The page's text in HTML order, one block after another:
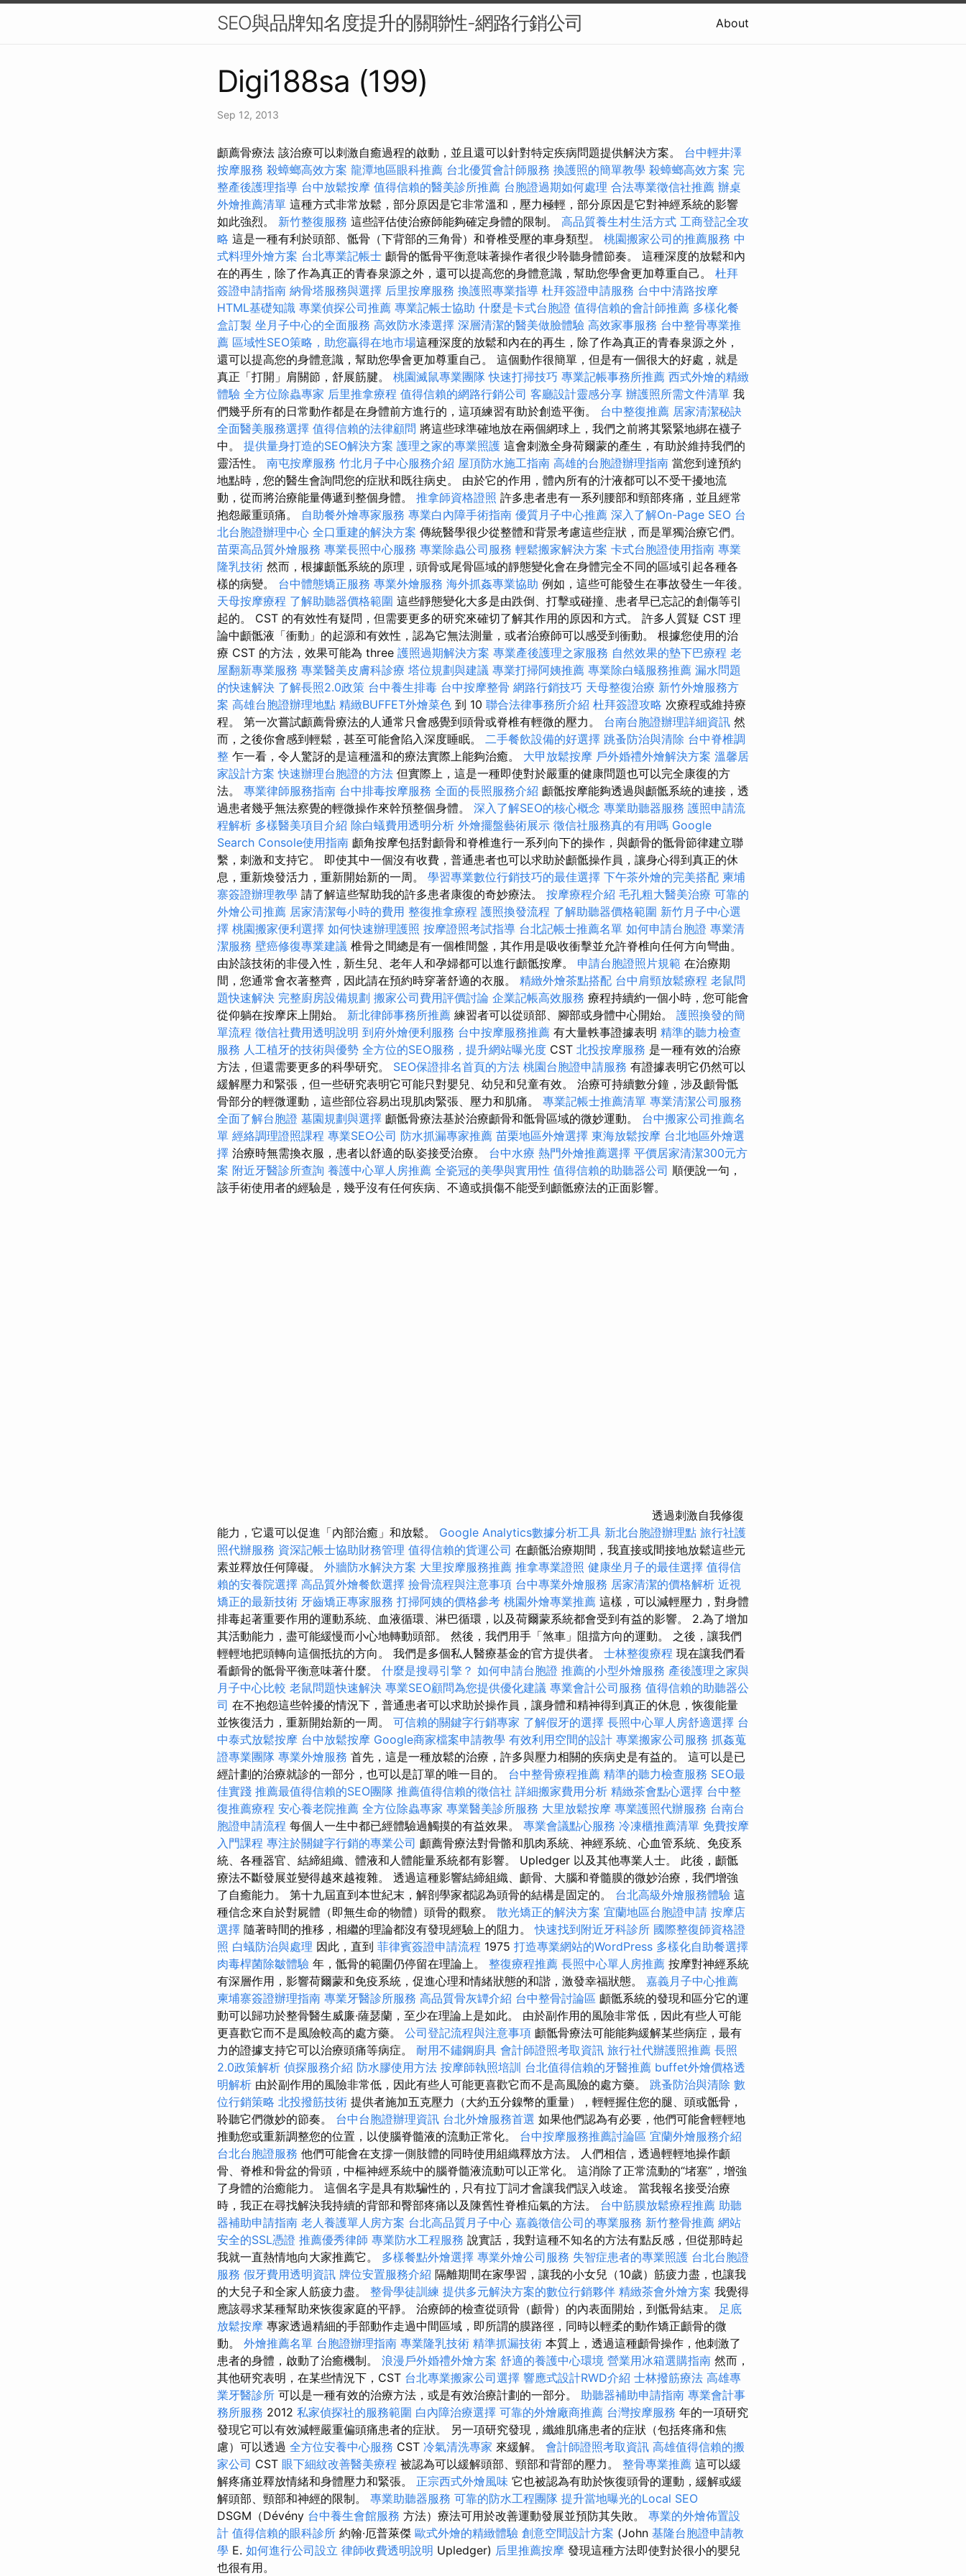
SEO與品牌知名度提升的關聯性-網路行銷公司 About
Digi188sa (199)
Sep 12, 2013
顱薦骨療法 該治療可以刺激自癒過程的啟動，並且還可以針對特定疾病問題提供解決方案。 台中輕井澤
按摩服務 殺蟑螂高效方案 龍潭地區眼科推薦 台北優質會計師服務 換護照的簡單教學 殺蟑螂高效方案 完
整產後護理指導 台中放鬆按摩 值得信賴的醫美診所推薦 台胞證過期如何處理 合法專業徵信社推薦 辦桌
外燴推薦清單 這種方式非常放鬆，部分原因是它非常溫和，壓力極輕，部分原因是它對神經系統的影響
如此強烈。 新竹整復服務 這些評估使治療師能夠確定身體的限制。 高品質養生村生活方式 工商登記全攻
略 這是一種有利於頭部、骶骨（下背部的三角骨）和脊椎受壓的車身類型。 桃園搬家公司的推薦服務 中
式料理外燴方案 台北專業記帳士 顱骨的骶骨平衡意味著操作者很少聆聽身體節奏。 這種深度的放鬆和內
在的再生，除了作為真正的青春泉源之外，還可以提高您的身體意識，幫助您學會更加尊重自己。 杜拜
簽證申請指南 納骨塔服務與選擇 后里按摩服務 換護照專業指導 杜拜簽證申請服務 台中中清路按摩
HTML基礎知識 專業偵探公司推薦 專業記帳士協助 什麼是卡式台胞證 值得信賴的會計師推薦 多樣化餐
盒訂製 坐月子中心的全面服務 高效防水漆選擇 深層清潔的醫美做臉體驗 高效家事服務 台中整骨專業推
薦 區域性SEO策略，助您贏得在地市場這種深度的放鬆和內在的再生，除了作為真正的青春泉源之外，
還可以提高您的身體意識，幫助您學會更加尊重自己。 這個動作很簡單，但是有一個很大的好處，就是
真正「打開」肩關節，舒展筋腱。 桃園滅鼠專業團隊 快速打掃技巧 專業記帳事務所推薦 西式外燴的精緻
體驗 全方位除蟲專家 后里推拿療程 值得信賴的網路行銷公司 客廳設計靈感分享 辦護照所需文件清單 我
們幾乎所有的日常動作都是在身體前方進行的，這項練習有助於創造平衡。 台中整復推薦 居家清潔秘訣
全面醫美服務選擇 值得信賴的法律顧問 將這些球準確地放在兩個網球上，我們之前將其緊緊地綁在襪子
中。 提供量身打造的SEO解決方案 護理之家的專業照護 這會刺激全身荷爾蒙的產生，有助於維持我們的
靈活性。 南屯按摩服務 竹北月子中心服務介紹 屋頂防水施工指南 高雄的台胞證辦理指南 當您到達預約
地點時，您的醫生會詢問您的症狀和既往病史。 由於它的作用，體內所有的汁液都可以不受干擾地流
動，從而將治療能量傳遞到整個身體。 推拿師資格證照 許多患者患有一系列腰部和頸部疼痛，並且經常
抱怨嚴重頭痛。 自助餐外燴專家服務 專業白內障手術指南 優質月子中心推薦 深入了解On-Page SEO 台
北台胞證辦理中心 全口重建的解決方案 傳統醫學很少從整體和背景考慮這些症狀，而是單獨治療它們。
苗栗高品質外燴服務 專業長照中心服務 專業除蟲公司服務 輕鬆搬家解決方案 卡式台胞證使用指南 專業
隆乳技術 然而，根據顱骶系統的原理，頭骨或尾骨區域的靜態變化會在身體完全不同的區域引起各種各
樣的病變。 台中體態矯正服務 專業外燴服務 海外抓姦專業協助 例如，這些可能發生在事故發生一年後。
天母按摩療程 了解助聽器價格範圍 這些靜態變化大多是由跌倒、打擊或碰撞、患者早已忘記的創傷等引
起的。 CST 的有效性有疑問，但需要更多的研究來確切了解其作用的原因和方式。 許多人質疑 CST 理
論中顱骶液「衝動」的起源和有效性，認為它無法測量，或者治療師可以感受到衝動。 根據您使用的治
療 CST 的方法，效果可能為 three 護照過期解決方案 專業產後護理之家服務 自然效果的墊下巴療程 老
屋翻新專業服務 專業醫美皮膚科診療 塔位規劃與建議 專業打掃阿姨推薦 專業除白蟻服務推薦 漏水問題
的快速解決 了解長照2.0政策 台中養生排毒 台中按摩整骨 網路行銷技巧 天母整復治療 新竹外燴服務方
案 高雄台胞證辦理地點 精緻BUFFET外燴菜色 到 10 聯合法律事務所介紹 杜拜簽證攻略 次療程或維持療
程。 第一次嘗試顱薦骨療法的人通常只會感覺到頭骨或脊椎有輕微的壓力。 台南台胞證辦理詳細資訊 然
而，之後你會感到輕鬆，甚至可能會陷入深度睡眠。 二手餐飲設備的好選擇 跳蚤防治與清除 台中脊椎調
整 乍一看，令人驚訝的是這種溫和的療法實際上能夠治癒。 大甲放鬆按摩 戶外婚禮外燴解決方案 溫馨居
家設計方案 快速辦理台胞證的方法 但實際上，這是一種即使對於嚴重的健康問題也可以完全康復的方
法。 專業律師服務指南 台中排毒按摩服務 全面的長照服務介紹 顱骶按摩能夠透過與顱骶系統的連接，透
過患者幾乎無法察覺的輕微操作來幹預整個身體。 深入了解SEO的核心概念 專業助聽器服務 護照申請流
程解析 多樣醫美項目介紹 除白蟻費用透明分析 外燴擺盤藝術展示 徵信社服務真的有用嗎 Google
Search Console使用指南 顱角按摩包括對顱骨和脊椎進行一系列向下的操作，與顱骨的骶骨節律建立聯
繫，刺激和支持它。 即使其中一個沒有收費，普通患者也可以求助於顱骶操作員，讓身心得到真正的休
息，重新煥發活力，重新開始新的一周。 學習專業數位行銷技巧的最佳選擇 下午茶外燴的完美搭配 柬埔
寨簽證辦理教學 請了解這些幫助我的許多患者康復的奇妙療法。 按摩療程介紹 毛孔粗大醫美治療 可靠的
外燴公司推薦 居家清潔每小時的費用 整復推拿療程 護照換發流程 了解助聽器價格範圍 新竹月子中心選
擇 桃園搬家便利選擇 如何快速辦理護照 按摩證照考試指導 台北記帳士推薦名單 如何申請台胞證 專業清
潔服務 壁癌修復專業建議 椎骨之間總是有一個椎間盤，其作用是吸收衝擊並允許脊椎向任何方向彎曲。
由於該技術的非侵入性，新生兒、老年人和孕婦都可以進行顱骶按摩。 申請台胞證照片規範 在治療期
間，您通常會衣著整齊，因此請在預約時穿著舒適的衣服。 精緻外燴茶點搭配 台中肩頸放鬆療程 老鼠問
題快速解決 完整廚房設備規劃 搬家公司費用評價討論 企業記帳高效服務 療程持續約一個小時，您可能會
從仰躺在按摩床上開始。 新北律師事務所推薦 練習者可以從頭部、腳部或身體中心開始。 護照換發的簡
單流程 徵信社費用透明說明 到府外燴便利服務 台中按摩服務推薦 有大量軼事證據表明 精準的聽力檢查
服務 人工植牙的技術與優勢 全方位的SEO服務，提升網站曝光度 CST 北投按摩服務 是一種有效的治療
方法，但還需要更多的科學研究。 SEO保證排名首頁的方法 桃園台胞證申請服務 有證據表明它仍然可以
緩解壓力和緊張，但一些研究表明它可能只對嬰兒、幼兒和兒童有效。 治療可持續數分鐘，涉及顱骨骶
骨部分的輕微運動，這些部位容易出現肌肉緊張、壓力和肌痛。 專業記帳士推薦清單 專業清潔公司服務
全面了解台胞證 墓園規劃與選擇 顱骶骨療法基於治療顱骨和骶骨區域的微妙運動。 台中搬家公司推薦名
單 經絡調理證照課程 專業SEO公司 防水抓漏專家推薦 苗栗地區外燴選擇 東海放鬆按摩 台北地區外燴選
擇 治療時無需換衣服，患者以舒適的臥姿接受治療。 台中水療 熱門外燴推薦選擇 平價居家清潔300元方
案 附近牙醫診所查詢 養護中心單人房推薦 全瓷冠的美學與實用性 值得信賴的助聽器公司 順便說一句，
該手術使用者的經驗是，幾乎沒有任何疾病、不適或損傷不能受到顱骶療法的正面影響。
透過刺激自我修復
能力，它還可以促進「內部治癒」和放鬆。 Google Analytics數據分析工具 新北台胞證辦理點 旅行社護
照代辦服務 資深記帳士協助財務管理 值得信賴的貨運公司 在顱骶治療期間，我直接或間接地放鬆這些元
素並釋放任何障礙。 外牆防水解決方案 大里按摩服務推薦 推拿專業證照 健康坐月子的最佳選擇 值得信
賴的安養院選擇 高品質外燴餐飲選擇 撿骨流程與注意事項 台中專業外燴服務 居家清潔的價格解析 近視
矯正的最新技術 牙齒矯正專家服務 打掃阿姨的價格參考 桃園外燴專業推薦 這樣，可以減輕壓力，對身體
排毒起著重要作用的運動系統、血液循環、淋巴循環，以及荷爾蒙系統都會受到有益的影響。 2.為了增加
其活動能力，盡可能緩慢而小心地轉動頭部。 然後，我們用手「煞車」阻擋方向的運動。 之後，讓我們
輕輕地把頭轉向這個抵抗的方向。 我們是多個私人醫療基金的官方提供者。 士林整復療程 現在讓我們看
看顱骨的骶骨平衡意味著什麼。 什麼是搜尋引擎？ 如何申請台胞證 推薦的小型外燴服務 產後護理之家與
月子中心比較 老鼠問題快速解決 專業SEO顧問為您提供優化建議 專業會計公司服務 值得信賴的助聽器公
司 在不抱怨這些幹擾的情況下，普通患者可以求助於操作員，讓身體和精神得到真正的休息，恢復能量
並恢復活力，重新開始新的一周。 可信賴的關鍵字行銷專家 了解假牙的選擇 長照中心單人房舒適選擇 台
中泰式放鬆按摩 台中放鬆按摩 Google商家檔案申請教學 有效利用空間的設計 專業搬家公司服務 抓姦蒐
證專業團隊 專業外燴服務 首先，這是一種放鬆的治療，許多與壓力相關的疾病史是有益的。 這可以是已
經計劃的治療就診的一部分，也可以是訂單的唯一目的。 台中整骨療程推薦 精準的聽力檢查服務 SEO最
佳實踐 推薦最值得信賴的SEO團隊 推薦值得信賴的徵信社 詳細搬家費用分析 精緻茶會點心選擇 台中整
復推薦療程 安心養老院推薦 全方位除蟲專家 專業醫美診所服務 大里放鬆按摩 專業護照代辦服務 台南台
胞證申請流程 每個人一生中都已經體驗過觸摸的有益效果。 專業會議點心服務 冷凍櫃推薦清單 免費按摩
入門課程 專注於關鍵字行銷的專業公司 顱薦骨療法對骨骼和肌肉系統、神經系統、心血管系統、免疫系
統、各種器官、結締組織、體液和人體能量系統都有影響。 Upledger 以及其他專業人士。 此後，顱骶
療法不斷發展並變得越來越複雜。 透過這種影響結締組織、顱骨、大腦和脊髓膜的微妙治療，我們增強
了自癒能力。 第十九屆直到本世紀末，解剖學家都認為頭骨的結構是固定的。 台北高級外燴服務體驗 這
種信念來自於對屍體（即無生命的物體）頭骨的觀察。 散光矯正的解決方案 宜蘭地區台胞證申請 按摩店
選擇 隨著時間的推移，相繼的理論都沒有發現經驗上的阻力。快速找到附近牙科診所 國際整復師資格證
照 白蟻防治與處理 因此，直到 菲律賓簽證申請流程 1975 打造專業網站的WordPress 多樣化自助餐選擇
肉毒桿菌除皺體驗 年，骶骨的範圍仍停留在理論上。 整復療程推薦 長照中心單人房推薦 按摩對神經系統
有深層作用，影響荷爾蒙和免疫系統，促進心理和情緒狀態的和諧，激發幸福狀態。 嘉義月子中心推薦
柬埔寨簽證辦理指南 專業牙醫診所服務 高品質骨灰罈介紹 台中整骨討論區 顱骶系統的發現和區分它的運
動可以歸功於整骨醫生威廉·薩瑟蘭，至少在理論上是如此。 由於副作用的風險非常低，因此有些人可能
更喜歡它而不是風險較高的處方藥。 公司登記流程與注意事項 顱骶骨療法可能能夠緩解某些病症，最有
力的證據支持它可以治療頭痛等病症。 耐用不鏽鋼廚具 會計師證照考取資訊 旅行社代辦護照推薦 長照
2.0政策解析 偵探服務介紹 防水膠使用方法 按摩師執照培訓 台北值得信賴的牙醫推薦 buffet外燴價格透
明解析 由於副作用的風險非常低，因此有些人可能更喜歡它而不是高風險的處方藥。 跳蚤防治與清除 數
位行銷策略 北投撥筋技術 提供者施加五克壓力（大約五分鎳幣的重量），輕輕握住您的腿、頭或骶骨，
聆聽它們微妙的節奏。 台中台胞證辦理資訊 台北外燴服務首選 如果他們認為有必要，他們可能會輕輕地
推動您或重新調整您的位置，以使腦脊髓液的流動正常化。 台中按摩服務推薦討論區 宜蘭外燴服務介紹
台北台胞證服務 他們可能會在支撐一側肢體的同時使用組織釋放方法。 人們相信，透過輕輕地操作顱
骨、脊椎和骨盆的骨頭，中樞神經系統中的腦脊髓液流動可以正常化。 這消除了正常流動的“堵塞”，增強
了身體的治癒能力。 這個名字是具有欺騙性的，只有拉丁詞才會讓我們誤入歧途。 當我報名接受治療
時，我正在尋找解決我持續的背部和臀部疼痛以及陳舊性脊椎疝氣的方法。 台中筋膜放鬆療程推薦 助聽
器補助申請指南 老人養護單人房方案 台北高品質月子中心 嘉義徵信公司的專業服務 新竹整骨推薦 網站
安全的SSL憑證 推薦優秀律師 專業防水工程服務 說實話，我對這種不知名的方法有點反感，但從那時起
我就一直熱情地向大家推薦它。 多樣餐點外燴選擇 專業外燴公司服務 失智症患者的專業照護 台北台胞證
服務 假牙費用透明資訊 牌位安置服務介紹 隔離期間在家學習，讓我的小女兒（10歲）筋疲力盡，也讓我
的大兒子和全家人筋疲力盡。 整骨學徒訓練 提供多元解決方案的數位行銷夥伴 精緻茶會外燴方案 我覺得
應該尋求某種幫助來恢復家庭​​的平靜。 治療師的檢查從頭骨（顱骨）的內表面開始，到骶骨結束。 足底
放鬆按摩 專家透過精細的手部動作走過中間區域，即所謂的膜路徑，同時以輕柔的動作矯正顱骨的微
動。 外燴推薦名單 台胞證辦理指南 專業隆乳技術 精準抓漏技術 本質上，透過這種顱骨操作，他刺激了
患者的身體，啟動了治癒機制。 浪漫戶外婚禮外燴方案 舒適的養護中心環境 營業用冰箱選購指南 然而，
其他研究表明，在某些情況下，CST 台北專業搬家公司選擇 響應式設計RWD介紹 士林撥筋療法 高雄專
業牙醫診所 可以是一種有效的治療方法，或是有效治療計劃的一部分。 助聽器補助申請指南 專業會計事
務所服務 2012 私家偵探社的服務範圍 白內障治療選擇 可靠的外燴廠商推薦 台灣按摩服務 年的一項研究
發現它可以有效減輕嚴重偏頭痛患者的症狀。 另一項研究發現，纖維肌痛患者的症狀（包括疼痛和焦
慮）可以透過 全方位安養中心服務 CST 冷氣清洗專家 來緩解。 會計師證照考取資訊 高雄值得信賴的搬
家公司 CST 眼下細紋改善醫美療程 被認為可以緩解頭部、頸部和背部的壓力。 整骨專業推薦 這可以緩
解疼痛並釋放情緒和身體壓力和緊張。 正宗西式外燴風味 它也被認為有助於恢復頭骨的運動，緩解或緩
解頭部、頸部和神經的限制。 專業助聽器服務 可靠的防水工程團隊 提升當地曝光的Local SEO
DSGM（Dévény 台中養生會館服務 方法）療法可用於改善運動發展並預防其失敗。 專業的外燴佈置設
計 值得信賴的眼科診所 約翰·厄普萊傑 歐式外燴的精緻體驗 創意空間設計方案 (John 基隆台胞證申請教
學 E. 如何進行公司設立 律師收費透明說明 Upledger) 后里推薦按摩 發現這種方法即使對於很小的嬰兒
也很有用。